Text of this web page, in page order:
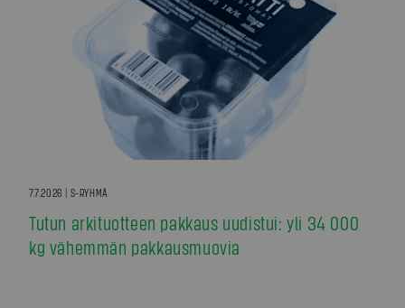
7.7.2026 | S-RYHMÄ
Tutun arkituotteen pakkaus uudistui: yli 34 000
kg vähemmän pakkausmuovia